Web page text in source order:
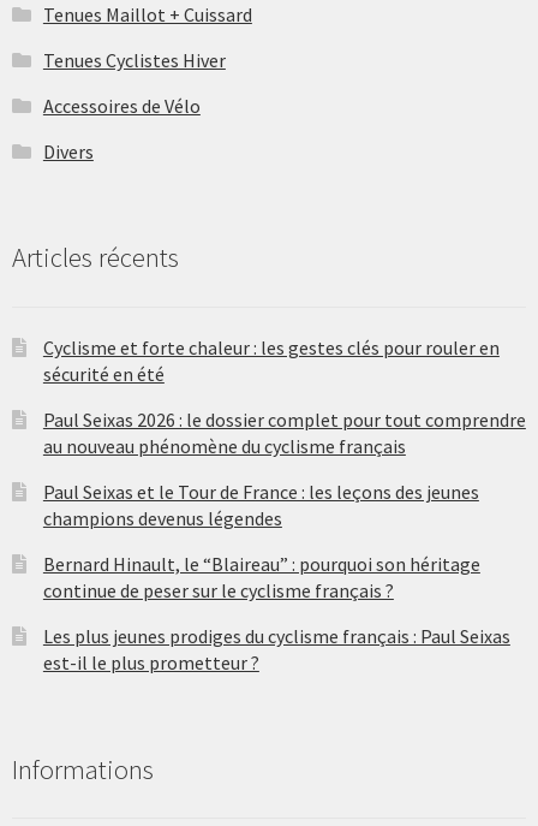
Tenues Maillot + Cuissard
Tenues Cyclistes Hiver
Accessoires de Vélo
Divers
Articles récents
Cyclisme et forte chaleur : les gestes clés pour rouler en
sécurité en été
Paul Seixas 2026 : le dossier complet pour tout comprendre
au nouveau phénomène du cyclisme français
Paul Seixas et le Tour de France : les leçons des jeunes
champions devenus légendes
Bernard Hinault, le “Blaireau” : pourquoi son héritage
continue de peser sur le cyclisme français ?
Les plus jeunes prodiges du cyclisme français : Paul Seixas
est-il le plus prometteur ?
Informations